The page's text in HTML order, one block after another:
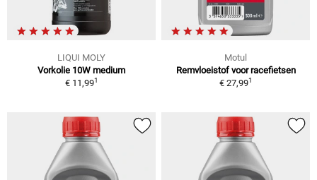
LIQUI MOLY
Vorkolie 10W medium
€ 11,991
Motul
Remvloeistof voor racefietsen
€ 27,991